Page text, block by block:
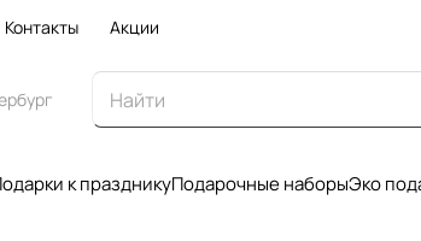
Контакты Акции
к праздникуПодарочные наборыЭко